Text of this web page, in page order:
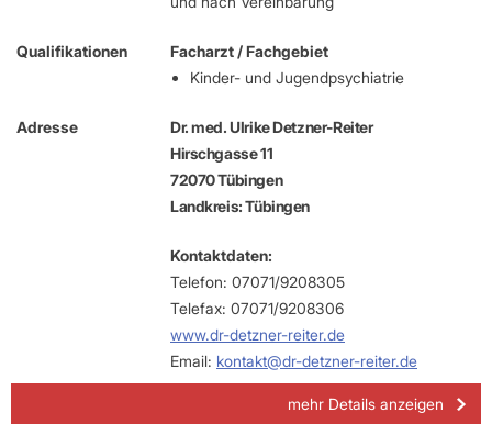
Qualifikationen
Facharzt / Fachgebiet
Kinder- und Jugendpsychiatrie
Adresse
Dr. med. Ulrike Detzner-Reiter
Hirschgasse 11
72070 Tübingen
Landkreis: Tübingen
Kontaktdaten:
Telefon: 07071/9208305
Telefax: 07071/9208306
www.dr-detzner-reiter.de
Email: kontakt@dr-detzner-reiter.de
mehr Details anzeigen